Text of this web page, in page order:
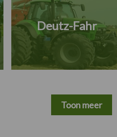
Deutz-Fahr
Toon meer